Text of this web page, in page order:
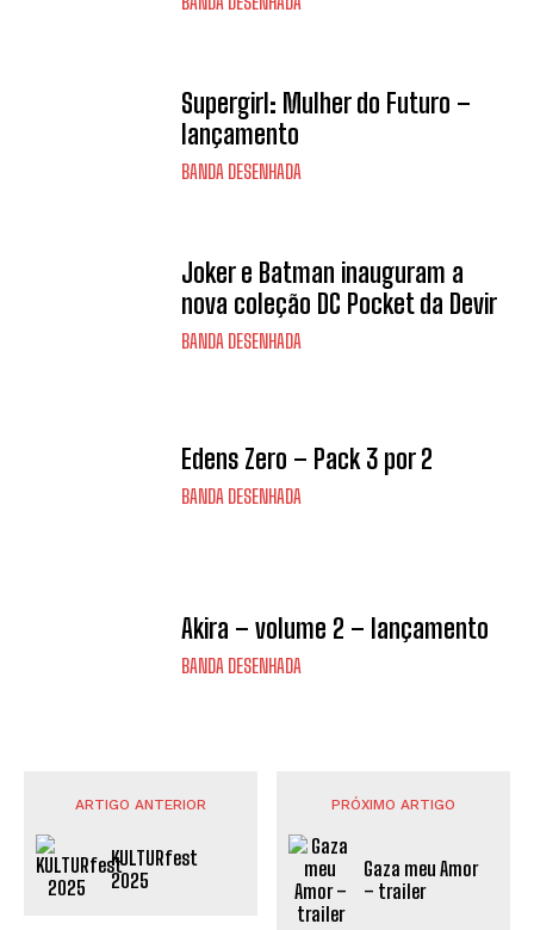
Supergirl: Mulher do Futuro –
lançamento
BANDA DESENHADA
Joker e Batman inauguram a
nova coleção DC Pocket da Devir
BANDA DESENHADA
Edens Zero – Pack 3 por 2
BANDA DESENHADA
Akira – volume 2 – lançamento
BANDA DESENHADA
ARTIGO ANTERIOR
KULTURfest
2025
PRÓXIMO ARTIGO
Gaza meu Amor
– trailer